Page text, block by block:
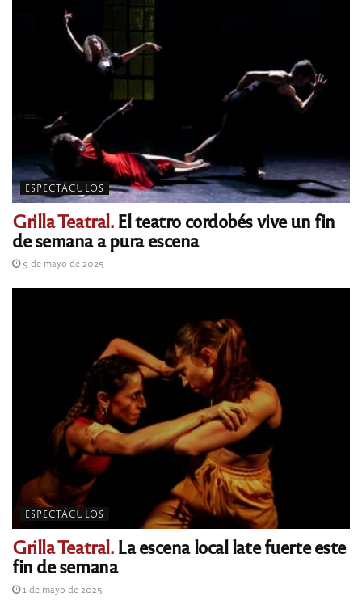
ESPECTÁCULOS
Grilla Teatral.El teatro cordobés vive un fin
de semana a pura escena
9 de mayo de 2025
ESPECTÁCULOS
Grilla Teatral.La escena local late fuerte este
fin de semana
1 de mayo de 2025